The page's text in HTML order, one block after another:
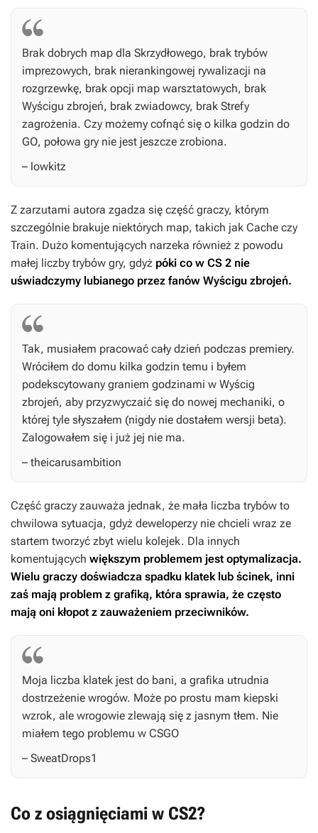
Brak dobrych map dla Skrzydłowego, brak trybów
imprezowych, brak nierankingowej rywalizacji na
rozgrzewkę, brak opcji map warsztatowych, brak
Wyścigu zbrojeń, brak zwiadowcy, brak Strefy
zagrożenia. Czy możemy cofnąć się o kilka godzin do
GO, połowa gry nie jest jeszcze zrobiona.
– lowkitz
Z zarzutami autora zgadza się część graczy, którym
szczególnie brakuje niektórych map, takich jak Cache czy
Train. Dużo komentujących narzeka również z powodu
małej liczby trybów gry, gdyż póki co w CS 2 nie
uświadczymy lubianego przez fanów Wyścigu zbrojeń.
Tak, musiałem pracować cały dzień podczas premiery.
Wróciłem do domu kilka godzin temu i byłem
podekscytowany graniem godzinami w Wyścig
zbrojeń, aby przyzwyczaić się do nowej mechaniki, o
której tyle słyszałem (nigdy nie dostałem wersji beta).
Zalogowałem się i już jej nie ma.
– theicarusambition
Część graczy zauważa jednak, że mała liczba trybów to
chwilowa sytuacja, gdyż deweloperzy nie chcieli wraz ze
startem tworzyć zbyt wielu kolejek. Dla innych
komentujących większym problemem jest optymalizacja.
Wielu graczy doświadcza spadku klatek lub ścinek, inni
zaś mają problem z grafiką, która sprawia, że często
mają oni kłopot z zauważeniem przeciwników.
Moja liczba klatek jest do bani, a grafika utrudnia
dostrzeżenie wrogów. Może po prostu mam kiepski
wzrok, ale wrogowie zlewają się z jasnym tłem. Nie
miałem tego problemu w CSGO
– SweatDrops1
Co z osiągnięciami w CS2?